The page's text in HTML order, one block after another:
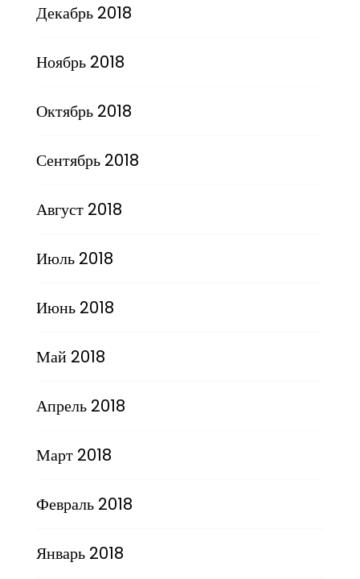
Декабрь 2018
Ноябрь 2018
Октябрь 2018
Сентябрь 2018
Август 2018
Июль 2018
Июнь 2018
Май 2018
Апрель 2018
Март 2018
Февраль 2018
Январь 2018